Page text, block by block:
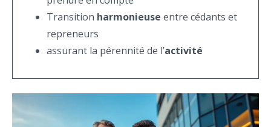
Transition harmonieuse entre cédants et
repreneurs
assurant la pérennité de l’activité